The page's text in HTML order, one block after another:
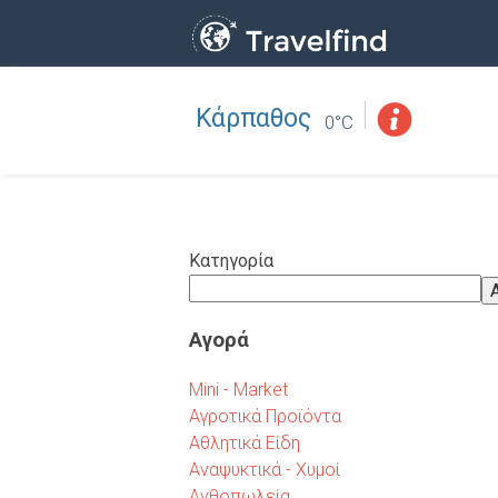
Κάρπαθος 0°C
ΒΡΕΙΤΕ
Κατηγορία
Αγορά
Mini - Market
Αγροτικά Προϊόντα
Αθλητικά Είδη
Αναψυκτικά - Χυμοί